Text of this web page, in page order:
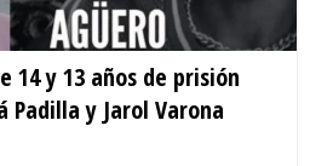
14 y 13 años de prisión
y Jarol Varona